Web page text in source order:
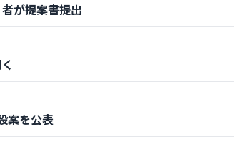
が提案書提出
案を公表